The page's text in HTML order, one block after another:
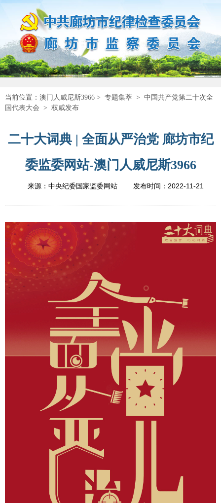
当前位置： 澳门人威尼斯3966 > 专题集萃 > 中国共产党第二十次全
国代表大会 > 权威发布
二十大词典 | 全面从严治党 廊坊市纪
委监委网站-澳门人威尼斯3966
来源：中央纪委国家监委网站 发布时间： 2022-11-21